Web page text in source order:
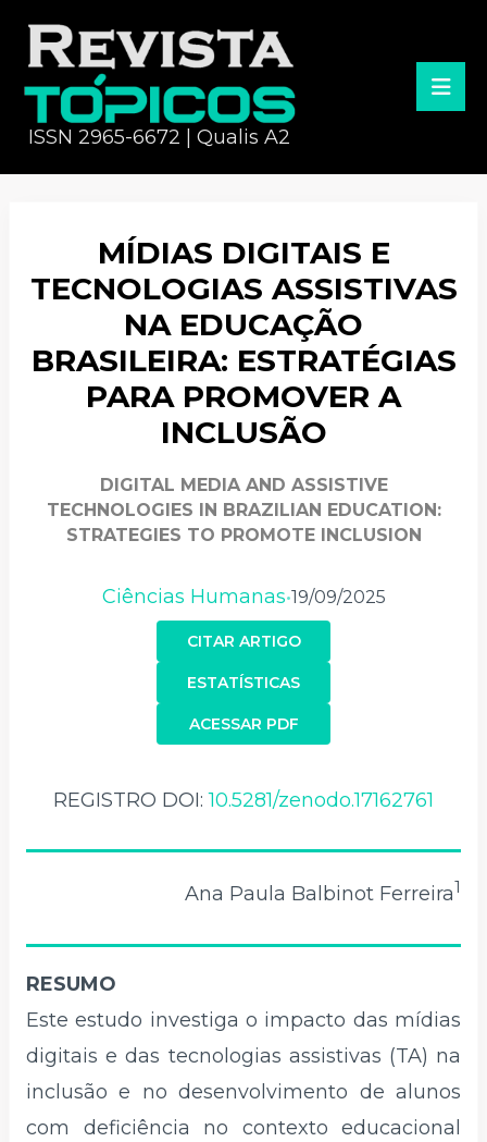
ISSN 2965-6672 | Qualis A2
MÍDIAS DIGITAIS E
TECNOLOGIAS ASSISTIVAS
NA EDUCAÇÃO
BRASILEIRA: ESTRATÉGIAS
PARA PROMOVER A
INCLUSÃO
DIGITAL MEDIA AND ASSISTIVE
TECHNOLOGIES IN BRAZILIAN EDUCATION:
STRATEGIES TO PROMOTE INCLUSION
Ciências Humanas•19/09/2025
CITAR ARTIGO
ACESSAR PDF
ESTATÍSTICAS
REGISTRO DOI:10.5281/zenodo.17162761
Ana Paula Balbinot Ferreira1
RESUMO
Este estudo investiga o impacto das mídias
digitais e das tecnologias assistivas (TA) na
inclusão e no desenvolvimento de alunos
com deficiência no contexto educacional